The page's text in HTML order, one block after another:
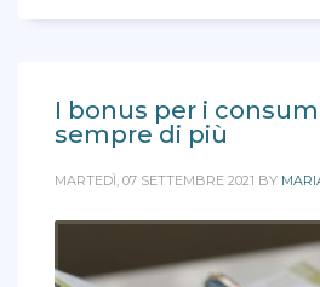
I bonus per i
sempre di più
MARTEDÌ, 07 SETTEMBRE 2021 BY